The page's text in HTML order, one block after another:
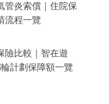
管炎索償｜住院保
流程一覽
險比較｜智在遊
計劃保障額一覽